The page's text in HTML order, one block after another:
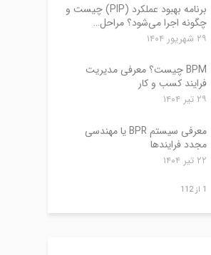
برنامه بهبود عملکرد (PIP) چیست و
چگونه اجرا می‌شود؟ مراحل…
۲۹ شهریور ۱۴۰۴
BPM چیست؟ معرفی مدیریت
فرایند کسب و کار
۲۹ تیر ۱۴۰۴
معرفی سیستم BPR یا مهندسی
مجدد فرایندها
۲۲ تیر ۱۴۰۴
1 از 112